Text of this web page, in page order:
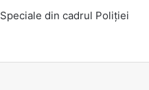
din cadrul Poliției